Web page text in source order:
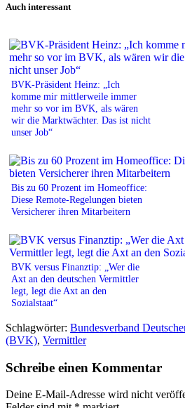
Auch interessant
BVK-Präsident Heinz: „Ich
komme mir mittlerweile immer
mehr so vor im BVK, als wären
wir die Marktwächter. Das ist nicht
unser Job“
Bis zu 60 Prozent im Homeoffice:
Diese Remote-Regelungen bieten
Versicherer ihren Mitarbeitern
BVK versus Finanztip: „Wer die
Axt an den deutschen Vermittler
legt, legt die Axt an den
Sozialstaat“
Schlagwörter: Bundesverband
(BVK), Vermittler
Schreibe einen Kommentar
Deine E-Mail-Adresse wird nicht